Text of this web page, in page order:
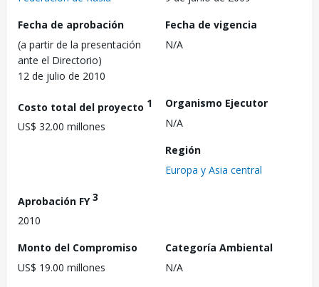
Fecha de aprobación
(a partir de la presentación
ante el Directorio)
12 de julio de 2010
Fecha de vigencia
N/A
Costo total del proyecto 1
US$ 32.00 millones
Organismo Ejecutor
N/A
Región
Europa y Asia central
Aprobación FY3
2010
Monto del Compromiso
US$ 19.00 millones
Categoría Ambiental
N/A